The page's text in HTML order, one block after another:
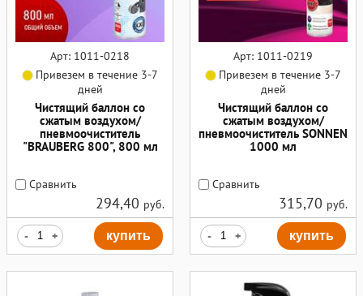
Арт: 1011-0218
Привезем в течение 3-7
дней
Чистящий баллон со
сжатым воздухом/
пневмоочиститель
"BRAUBERG 800", 800 мл
Сравнить
294,40 руб.
- + купить
Арт: 1011-0219
Привезем в течение 3-7
дней
Чистящий баллон со
сжатым воздухом/
пневмоочиститель SONNEN
1000 мл
Сравнить
315,70 руб.
- + купить